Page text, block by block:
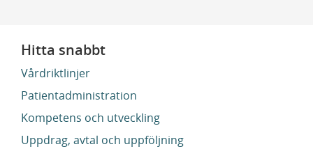
Hitta snabbt
Vårdriktlinjer
Patientadministration
Kompetens och utveckling
Uppdrag, avtal och uppföljning